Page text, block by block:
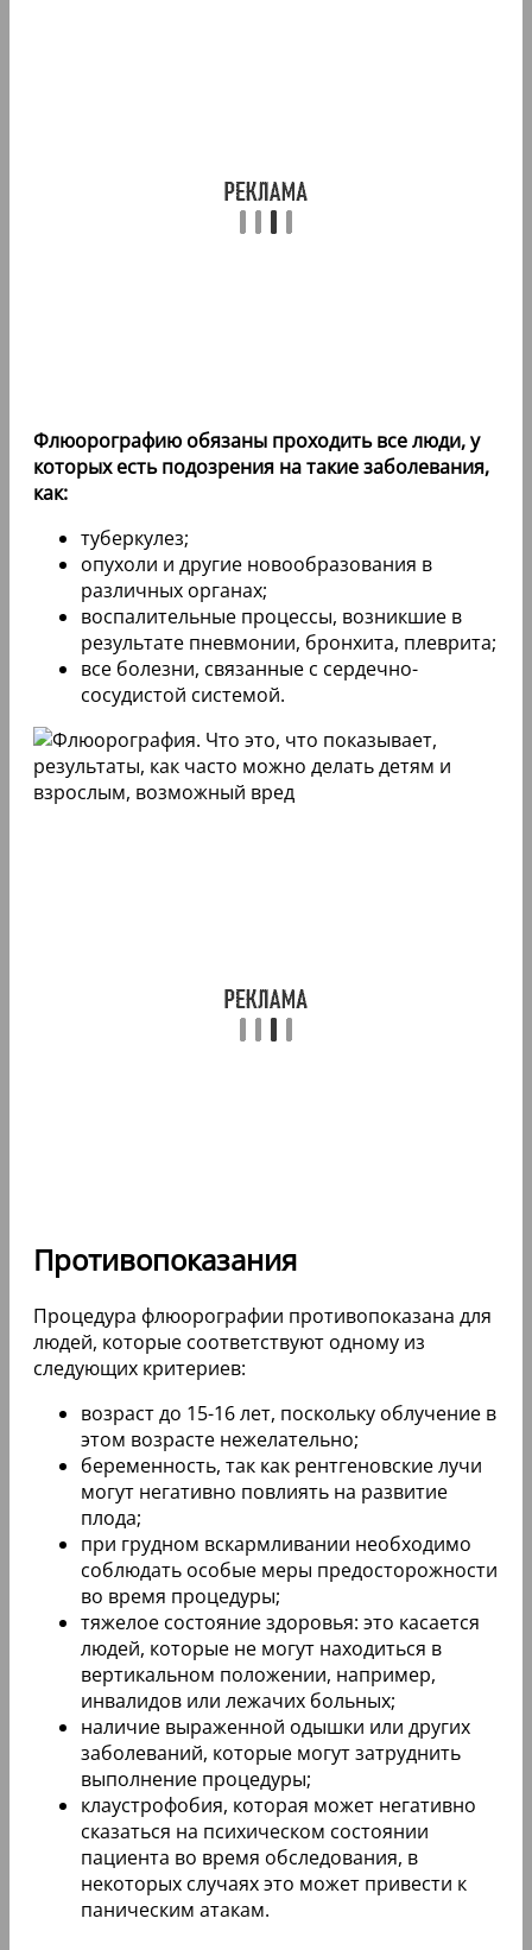
Флюорографию обязаны проходить все люди, у
которых есть подозрения на такие заболевания,
как:
туберкулез;
опухоли и другие новообразования в
различных органах;
воспалительные процессы, возникшие в
результате пневмонии, бронхита, плеврита;
все болезни, связанные с сердечно-
сосудистой системой.
Противопоказания
Процедура флюорографии противопоказана для
людей, которые соответствуют одному из
следующих критериев:
возраст до 15-16 лет, поскольку облучение в
этом возрасте нежелательно;
беременность, так как рентгеновские лучи
могут негативно повлиять на развитие
плода;
при грудном вскармливании необходимо
соблюдать особые меры предосторожности
во время процедуры;
тяжелое состояние здоровья: это касается
людей, которые не могут находиться в
вертикальном положении, например,
инвалидов или лежачих больных;
наличие выраженной одышки или других
заболеваний, которые могут затруднить
выполнение процедуры;
клаустрофобия, которая может негативно
сказаться на психическом состоянии
пациента во время обследования, в
некоторых случаях это может привести к
паническим атакам.